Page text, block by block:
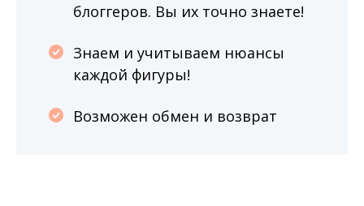
блоггеров. Вы их точно знаете!
Знаем и учитываем нюансы
каждой фигуры!
Возможен обмен и возврат